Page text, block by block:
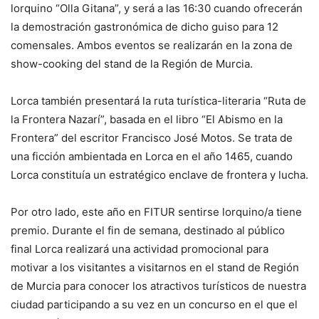
lorquino “Olla Gitana”, y será a las 16:30 cuando ofrecerán
la demostración gastronómica de dicho guiso para 12
comensales. Ambos eventos se realizarán en la zona de
show-cooking del stand de la Región de Murcia.
Lorca también presentará la ruta turística-literaria “Ruta de
la Frontera Nazarí”, basada en el libro “El Abismo en la
Frontera” del escritor Francisco José Motos. Se trata de
una ficción ambientada en Lorca en el año 1465, cuando
Lorca constituía un estratégico enclave de frontera y lucha.
Por otro lado, este año en FITUR sentirse lorquino/a tiene
premio. Durante el fin de semana, destinado al público
final Lorca realizará una actividad promocional para
motivar a los visitantes a visitarnos en el stand de Región
de Murcia para conocer los atractivos turísticos de nuestra
ciudad participando a su vez en un concurso en el que el